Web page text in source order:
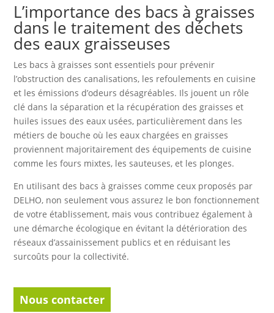
L’importance des bacs à graisses
dans le traitement des déchets
des eaux graisseuses
Les bacs à graisses sont essentiels pour prévenir
l’obstruction des canalisations, les refoulements en cuisine
et les émissions d’odeurs désagréables. Ils jouent un rôle
clé dans la séparation et la récupération des graisses et
huiles issues des eaux usées, particulièrement dans les
métiers de bouche où les eaux chargées en graisses
proviennent majoritairement des équipements de cuisine
comme les fours mixtes, les sauteuses, et les plonges.
En utilisant des bacs à graisses comme ceux proposés par
DELHO, non seulement vous assurez le bon fonctionnement
de votre établissement, mais vous contribuez également à
une démarche écologique en évitant la détérioration des
réseaux d’assainissement publics et en réduisant les
surcoûts pour la collectivité.
Nous contacter